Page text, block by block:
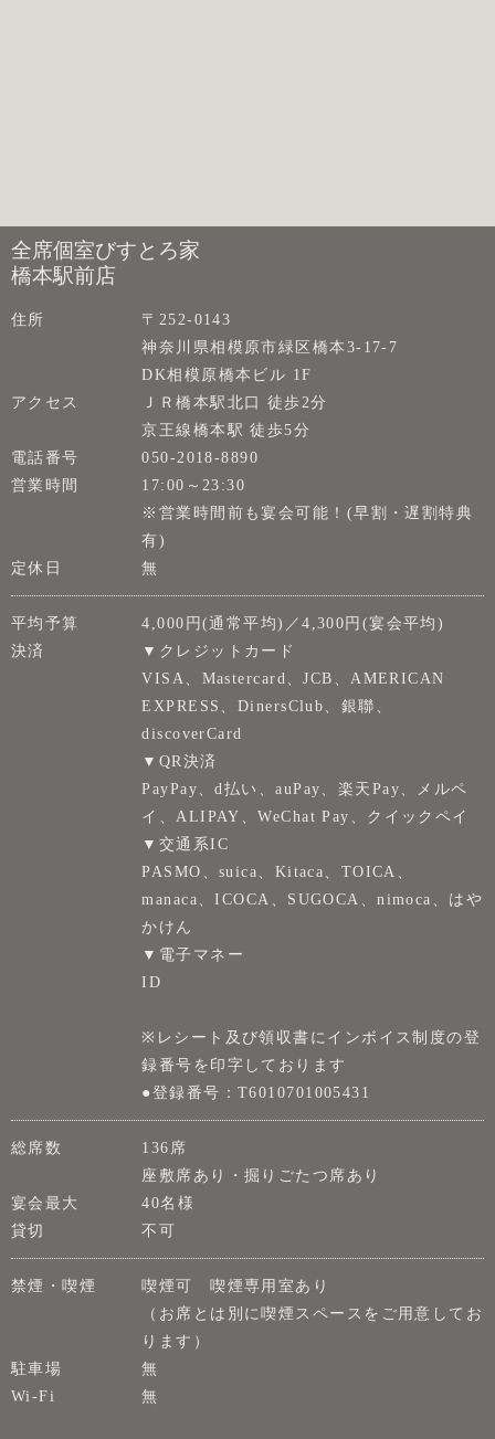
全席個室びすとろ家
橋本駅前店
住所
〒252-0143
神奈川県相模原市緑区橋本3-17-7
DK相模原橋本ビル 1F
アクセス
ＪＲ橋本駅北口 徒歩2分
京王線橋本駅 徒歩5分
電話番号
050-2018-8890
営業時間
17:00～23:30
※営業時間前も宴会可能！(早割・遅割特典
有)
定休日
無
平均予算
4,000円(通常平均)／4,300円(宴会平均)
決済
▼クレジットカード
VISA、Mastercard、JCB、AMERICAN
EXPRESS、DinersClub、銀聯、
discoverCard
▼QR決済
PayPay、d払い、auPay、楽天Pay、メルペ
イ、ALIPAY、WeChat Pay、クイックペイ
▼交通系IC
PASMO、suica、Kitaca、TOICA、
manaca、ICOCA、SUGOCA、nimoca、はや
かけん
▼電子マネー
ID
※レシート及び領収書にインボイス制度の登
録番号を印字しております
●登録番号：T6010701005431
総席数
136席
座敷席あり・掘りごたつ席あり
宴会最大
40名様
貸切
不可
禁煙・喫煙
喫煙可 喫煙専用室あり
（お席とは別に喫煙スペースをご用意してお
ります）
駐車場
無
Wi-Fi
無